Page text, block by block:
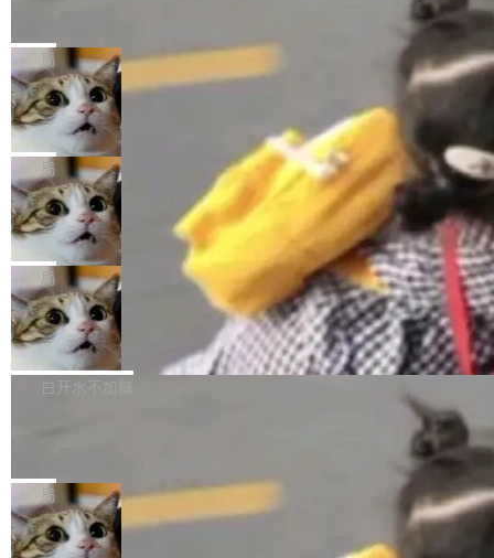
“启蒙老师”。 而今年，恰好是雷霄骅离世十周
年。FFmpeg 社区最终选择用一个大版本的名
字，留下了这份纪念。 雷霄骅曾是中国传媒大学
数字电视技术方向的博士生，长期从事视频、音
频技...
编写程序，目标是完成电商平台作者信息与商品
列表的数据匹配 —— 一项常规的数据处理任
务，最终却产生了 180 万美元的账单，实际支出
超出原定预算 860%。 更令人意外的是，该项目
最终并未成功落地，而高额算力消耗持续运行长
达 5 个月，公司直到财务对账时才察觉异常。这
意味着一个无人看管的 AI 程序，在近半年时间
里日夜不停地"烧钱"。 复盘显示，...
e CEO Clément Delangue 在 CNBC 的采访里
没有拐弯抹角。他说中国正在赢得 AI 竞赛，而
且按目前的速度，中国 AI 工具预计在今年底或
2027 年就能追上美国前沿实验室的水平。 Dela
ngue 把原因归结为一件事：开放协作。中国的
AI 开发者在一个共享和协作的生态里加速迭代，
而美国模型厂商在"闭门造车"。他的原话是 "buil
ding in silos"——各自为战，互不通气。 这个判
断从他嘴里说出来分量不同。Hugging Face 是
全球最大的开源 AI 平台，上面跑着上百万个模
型。谁在开源赛道上领先，...
局
当 AI agent 把源码变成了最好的扩展系
统，开发者工具必须开源
五年前，David Crawshaw 问过很多软件工程师
一个问题：你写过什么给自己用的程序？答案几
乎都是没有。工程师们整天用别人写的程序写程
序给别人用。偶尔有人自己写个博客系统、智能
家居控制、家庭实验室，都算稀奇事。 Crawsh
aw 是 Shelley 的作者，一个开源 AI coding age
nt。他最近在博客上写了一篇文章，核心论点很
简单：开发者工具必须开源。 理由不是传统的自
由软件情怀，而是一个跟 AI agent 直接相关的
技术判断。 两行 prompt 就能个性化任何软件 C
局
DeepSeek Harness 宣布内测邀请，全
网最大规模开源 Agent 路演现场诞生
一条内测招募帖，发出去的时候大概没人想到它
会变成一场开源 Agent 生态的路演。 8月1日，
DeepSeek Harness 团队负责人崔添翼（tiany
i）在 X 上发帖： 「如果你是 Agent Harness 相
关开源项目的开发者，希望参加 DeepSeek Har
ness 的内测，可以回复或私信联系我。请附上
Harness 负责把能力落到真实环境中——调用工
具、读写文件、管理上下文、处理错误、完成闭
环。崔添翼招人的标...
局
商汤 SenseNova U1.5-Lite-Preview
开源
商汤科技宣布面向社区开源轻量级统一多模态模
型的预览版本 SenseNova U1.5-Lite-Preview。
理解、推理、生成与编辑，还仅以 8B-MoT 的轻
量大小，将能力推进到4K、更精细的真实质感、
更复杂的视觉控制和可持续迭代编辑。 相比 U
白开水不加糖
nap。这次是 hwctl——一个用来检查 Ubuntu
硬件认证状态的命令行工具。 Canonical 工程师
Alan Griffiths 在邮件列表中说得很直白：「hwc
局
Dario Amodei 担心新人来 Anthropic